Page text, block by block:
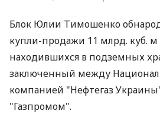
Блок Юлии Тимошенко
купли-продажи 11 млрд. куб. м
находившихся в подземных
заключенный между
компанией "Нефтегаз
"Газпромом".